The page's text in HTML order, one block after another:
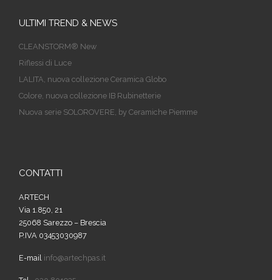
ULTIMI TREND & NEWS
CLEANSTORM® New
Riflessi di Luce
LALITA, nuova collezione Ceramica Globo
Colore, nuova collezione IB Rubinetterie
Nuova serie SOLOROVERE, by Ceramiche Piemme
CONTATTI
ARTECH
Via 1.850, 21
25068 Sarezzo – Brescia
P.IVA 03453030987
E-mail info@artechpas.it